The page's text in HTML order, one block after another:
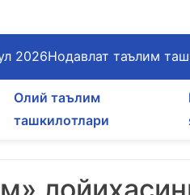
2026Нодавлат таълим
Олий таълим
ташкилотлари